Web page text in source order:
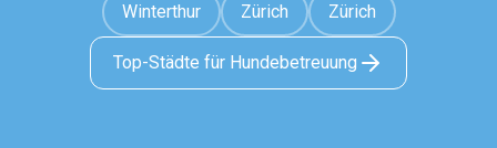
Winterthur Zürich Zürich
Top-Städte für Hundebetreuung